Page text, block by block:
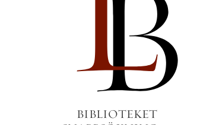
BIBLIOTEKET